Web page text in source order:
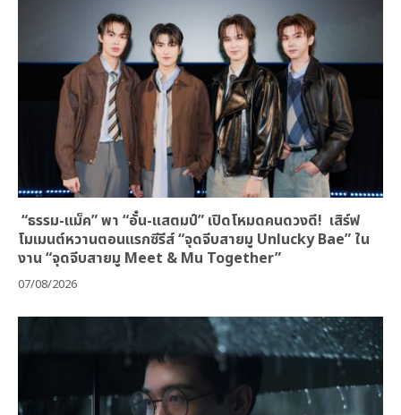
“ธรรม-แม็ค” พา “อั๋น-แสตมป์” เปิดโหมดคนดวงดี! เสิร์ฟ
โมเมนต์หวานตอนแรกซีรีส์ “จุดจีบสายมู Unlucky Bae” ใน
งาน “จุดจีบสายมู Meet & Mu Together”
07/08/2026